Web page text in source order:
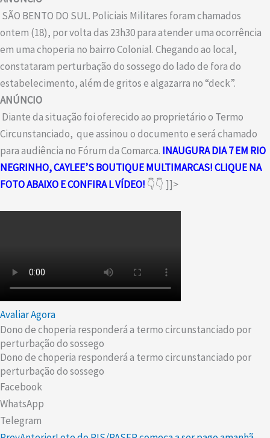
SÃO BENTO DO SUL. Policiais Militares foram chamados
ontem (18), por volta das 23h30 para atender uma ocorrência
em uma choperia no bairro Colonial. Chegando ao local,
constataram perturbação do sossego do lado de fora do
estabelecimento, além de gritos e algazarra no “deck”.
ANÚNCIO
Diante da situação foi oferecido ao proprietário o Termo
Circunstanciado, que assinou o documento e será chamado
para audiência no Fórum da Comarca. INAUGURA DIA 7 EM RIO
NEGRINHO, CAYLEE’S BOUTIQUE MULTIMARCAS! CLIQUE NA
FOTO ABAIXO E CONFIRA L VÍDEO! 👇👇 ]]>
Avaliar Agora
Dono de choperia responderá a termo circunstanciado por
perturbação do sossego
Dono de choperia responderá a termo circunstanciado por
perturbação do sossego
Facebook
WhatsApp
Telegram